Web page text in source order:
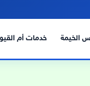
الخيمة خدمات أم